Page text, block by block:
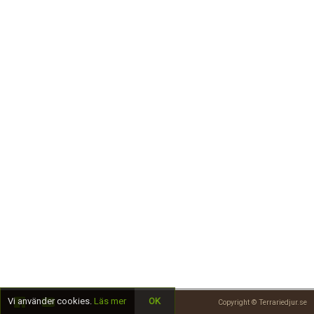
Copyright © Terrariedjur.se
Vi använder cookies. Läs mer OK